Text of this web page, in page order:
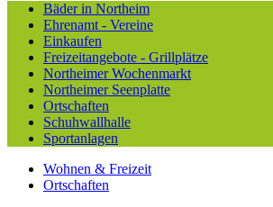
Bäder in Northeim
Ehrenamt - Vereine
Einkaufen
Freizeitangebote - Grillplätze
Northeimer Wochenmarkt
Northeimer Seenplatte
Ortschaften
Schuhwallhalle
Sportanlagen
Wohnen & Freizeit
Ortschaften